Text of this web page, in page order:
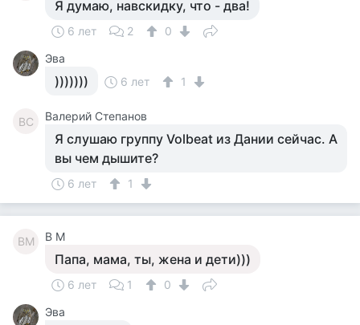
Я думаю, навскидку, что - два!
6 лет 2
0
Эва
))))))) 6 лет 1
ВС Валерий Степанов
Я слушаю группу Volbeat из Дании сейчас. А
вы чем дышите?
6 лет 1
ВМ В М
Папа, мама, ты, жена и дети)))
6 лет 1
0
Эва